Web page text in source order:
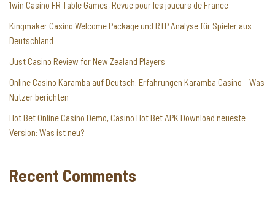
1win Casino FR Table Games, Revue pour les joueurs de France
Kingmaker Casino Welcome Package und RTP Analyse für Spieler aus
Deutschland
Just Casino Review for New Zealand Players
Online Casino Karamba auf Deutsch: Erfahrungen Karamba Casino – Was
Nutzer berichten
Hot Bet Online Casino Demo, Casino Hot Bet APK Download neueste
Version: Was ist neu?
Recent Comments